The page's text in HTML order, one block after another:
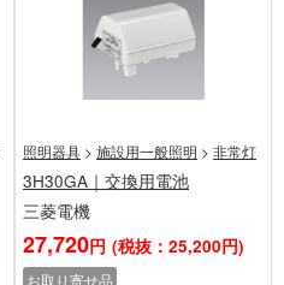
照明器具 > 施設用一般照明 > 非常灯
3H30GA｜交換用電池
三菱電機
27,720円 (税抜：25,200円)
お取り寄せ品